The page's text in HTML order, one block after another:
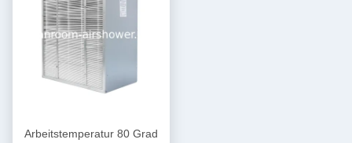
Arbeitstemperatur 80 Grad